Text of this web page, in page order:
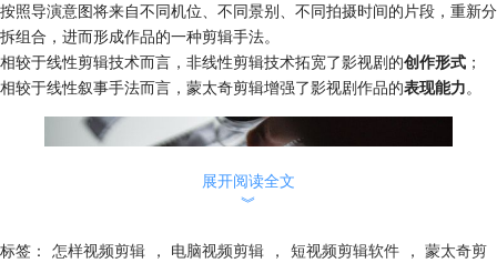
按照导演意图将来自不同机位、不同景别、不同拍摄时间的片段，重新分
拆组合，进而形成作品的一种剪辑手法。
相较于线性剪辑技术而言，非线性剪辑技术拓宽了影视剧的创作形式 ；
相较于线性叙事手法而言，蒙太奇剪辑增强了影视剧作品的表现能力。
展开阅读全文
︾
标签： 怎样视频剪辑 ， 电脑视频剪辑 ， 短视频剪辑软件 ，
蒙太奇剪